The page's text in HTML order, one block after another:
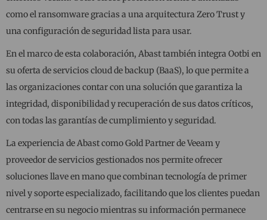
como el ransomware gracias a una arquitectura Zero Trust y
una configuración de seguridad lista para usar.
En el marco de esta colaboración, Abast también integra Ootbi en
su oferta de servicios cloud de backup (BaaS), lo que permite a
las organizaciones contar con una solución que garantiza la
integridad, disponibilidad y recuperación de sus datos críticos,
con todas las garantías de cumplimiento y seguridad.
La experiencia de Abast como Gold Partner de Veeam y
proveedor de servicios gestionados nos permite ofrecer
soluciones llave en mano que combinan tecnología de primer
nivel y soporte especializado, facilitando que los clientes puedan
centrarse en su negocio mientras su información permanece